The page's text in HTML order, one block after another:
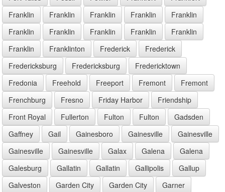
Franklin
Franklin Franklin Franklin
Franklin
Franklin
Franklin Franklin Franklin
Franklin
Franklin
Franklinton Frederick
Frederick
Fredericksburg
Fredericksburg
Fredericktown
Fredonia
Freehold Freeport Fremont
Fremont
Frenchburg
Fresno Friday Harbor
Friendship
Front Royal
Fullerton Fulton Fulton
Gadsden
Gaffney
Gail Gainesboro Gainesville
Gainesville
Gainesville
Gainesville Galax Galena
Galena
Galesburg
Gallatin Gallatin Gallipolis
Gallup
Galveston
Garden City Garden City
Garner